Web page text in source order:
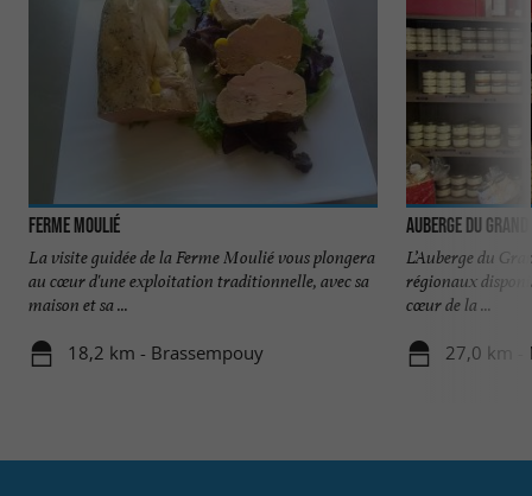
Ferme Moulié
La visite guidée de la Ferme Moulié vous plongera
au cœur d'une exploitation traditionnelle, avec sa
maison et sa ...
18,2 km - Brassempouy
Auberge du
L’Auberge du
régionaux
cœur de la ...
27,0 km -